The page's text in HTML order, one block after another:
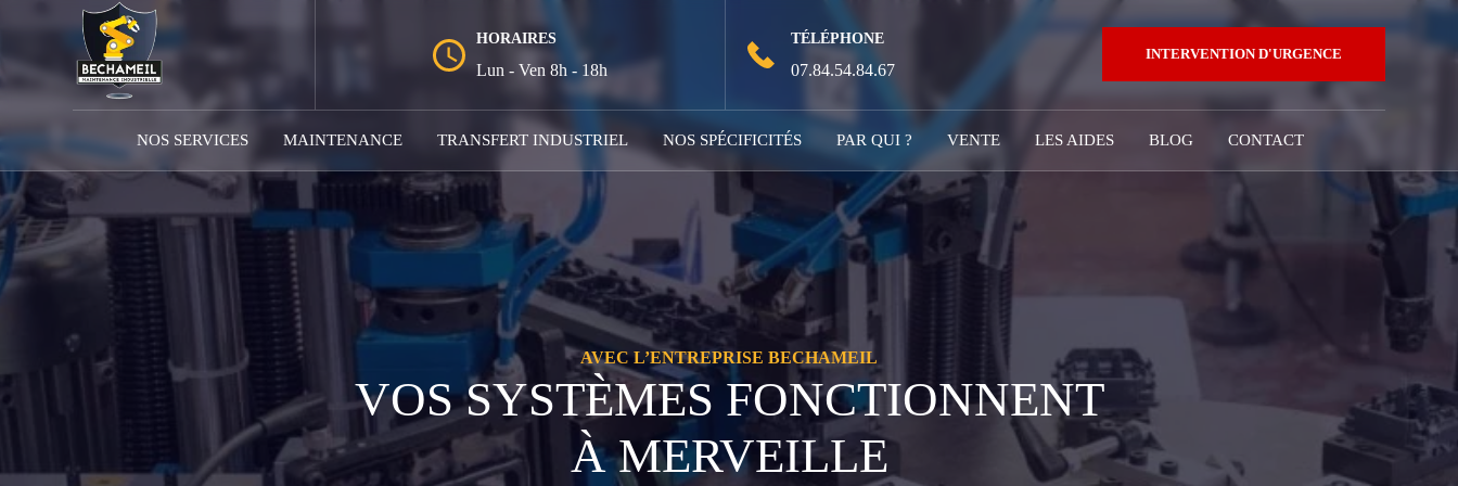
HORAIRES
Lun - Ven 8h - 18h
TÉLÉPHONE
07.84.54.84.67
INTERVENTION D'URGENCE
NOS SERVICES MAINTENANCE TRANSFERT INDUSTRIEL NOS SPÉCIFICITÉS PAR QUI ? VENTE LES AIDES BLOG CONTACT
AVEC L’ENTREPRISE BECHAMEIL
VOS SYSTÈMES FONCTIONNENT
À MERVEILLE